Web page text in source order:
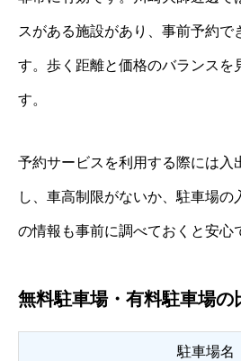
スがある施設があり、事前予約で
す。歩く距離と価格のバランスを
す。
予約サービスを利用する際には入
し、車高制限がないか、駐車場の
の情報も事前に調べておくと安心
無料駐車場・有料駐車場の
駐車場名